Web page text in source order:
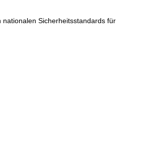
Sicherheitsstandards für